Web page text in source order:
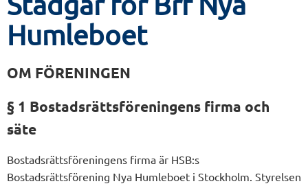
Humleboet
OM FÖRENINGEN
§ 1 Bostadsrättsföreningens firma och
säte
Bostadsrättsföreningens firma är HSB:s
Bostadsrättsförening Nya Humleboet i Stockholm. Styrelsen